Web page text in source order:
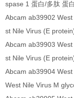
spase 1 蛋白/多肽 蛋白
Abcam ab39902
st Nile Virus (E
Abcam ab39903
st Nile Virus (E
Abcam ab39904
West Nile Virus M